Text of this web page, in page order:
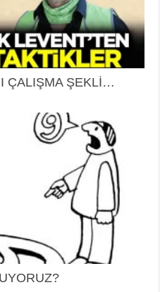
ÇALIŞMA ŞEKLİ…